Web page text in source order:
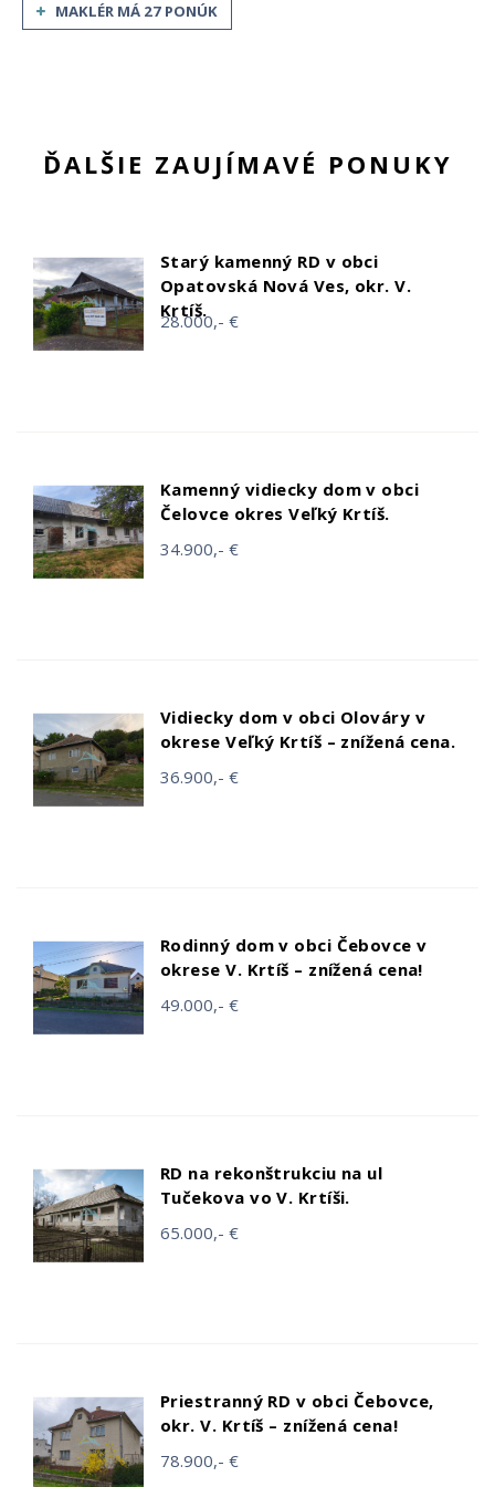
MAKLÉR MÁ 27 PONÚK
ĎALŠIE ZAUJÍMAVÉ PONUKY
Starý kamenný RD v obci
Opatovská Nová Ves, okr. V.
Krtíš.
28.000,- €
Kamenný vidiecky dom v obci
Čelovce okres Veľký Krtíš.
34.900,- €
Vidiecky dom v obci Olováry v
okrese Veľký Krtíš – znížená cena.
36.900,- €
Rodinný dom v obci Čebovce v
okrese V. Krtíš – znížená cena!
49.000,- €
RD na rekonštrukciu na ul
Tučekova vo V. Krtíši.
65.000,- €
Priestranný RD v obci Čebovce,
okr. V. Krtíš – znížená cena!
78.900,- €